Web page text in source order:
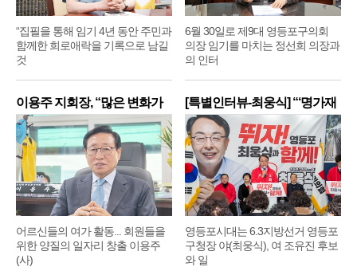
“집필을 통해 임기 4년 동안 주민과
함께한 희로애락을 기록으로 남길
것
6월 30일로 제9대 영등포구의회
의장 임기를 마치는 정선희 의장과
의 인터
이용주 지회장, “많은 변화가
어르신들의 여가 활동... 회원들을
위한 양질의 일자리 창출 이용주
(사)
[특별인터뷰-최웅식] “‘명가재
영등포시대는 6.3지방선거 영등포
구청장 야(최웅식), 여 조유진 후보
와 일